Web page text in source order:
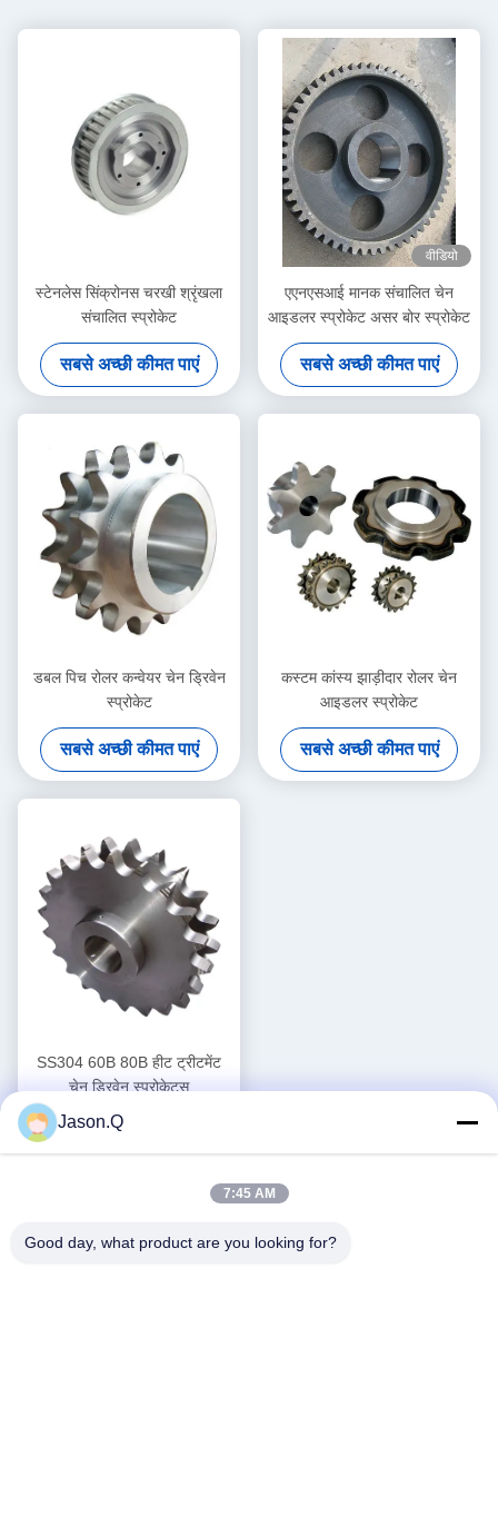
स्टेनलेस सिंक्रोनस चरखी श्रृंखला
संचालित स्प्रोकेट
सबसे अच्छी कीमत पाएं
वीडियो
एएनएसआई मानक संचालित चेन
आइडलर स्प्रोकेट असर बोर स्प्रोकेट
सबसे अच्छी कीमत पाएं
डबल पिच रोलर कन्वेयर चेन ड्रिवेन
स्प्रोकेट
सबसे अच्छी कीमत पाएं
कस्टम कांस्य झाड़ीदार रोलर चेन
आइडलर स्प्रोकेट
सबसे अच्छी कीमत पाएं
SS304 60B 80B हीट ट्रीटमेंट
चेन ड्रिवेन स्प्रोकेट्स
सबसे अच्छी कीमत पाएं
Jason.Q
7:45 AM
Good day, what product are you looking for?